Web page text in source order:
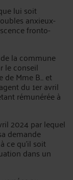
lui soit
anxieux-
fronto-
la commune
le conseil
Mme B... et
du 1er avril
rémunérée à
2024 par lequel
demande
ce qu'il soit
dans un